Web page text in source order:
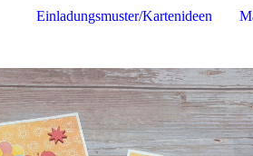
Einladungsmuster/Kartenideen